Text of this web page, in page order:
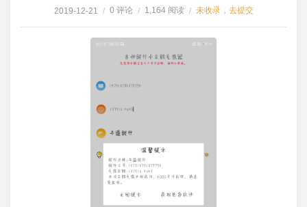
2019-12-21 / 0 评论 / 1,164 阅读 / 未收录，去提交